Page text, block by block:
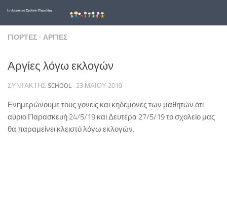
Skip to content
ΓΙΟΡΤΈΣ - ΑΡΓΊΕΣ
Αργίες λόγω εκλογών
ΣΥΝΤΆΚΤΗΣ SCHOOL · 23 ΜΑΪ́ΟΥ 2019
Ενημερώνουμε τους γονείς και κηδεμόνες των μαθητών ότι
αύριο Παρασκευή 24/5/19 και Δευτέρα 27/5/19 το σχολείο μας
θα παραμείνει κλειστό λόγω εκλογών.